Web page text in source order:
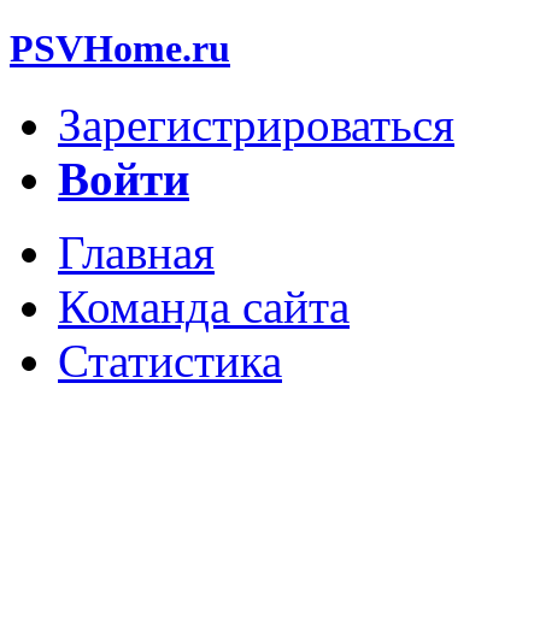
PSVHome.ru
Зарегистрироваться
Войти
Главная
Команда сайта
Статистика